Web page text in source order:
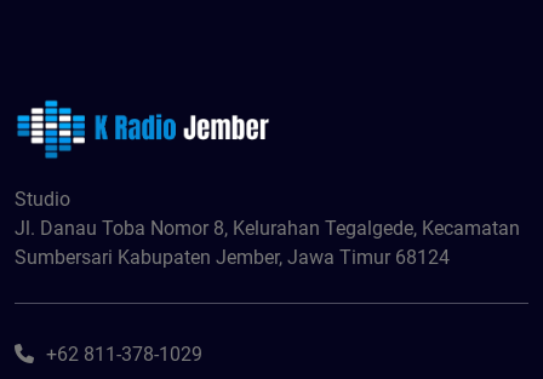
Studio
Jl. Danau Toba Nomor 8, Kelurahan Tegalgede, Kecamatan
Sumbersari Kabupaten Jember, Jawa Timur 68124
+62 811-378-1029